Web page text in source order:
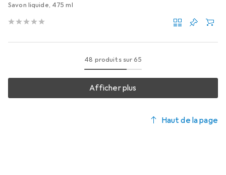
Savon liquide, 475 ml
48 produits sur 65
Afficher plus
Haut de la page